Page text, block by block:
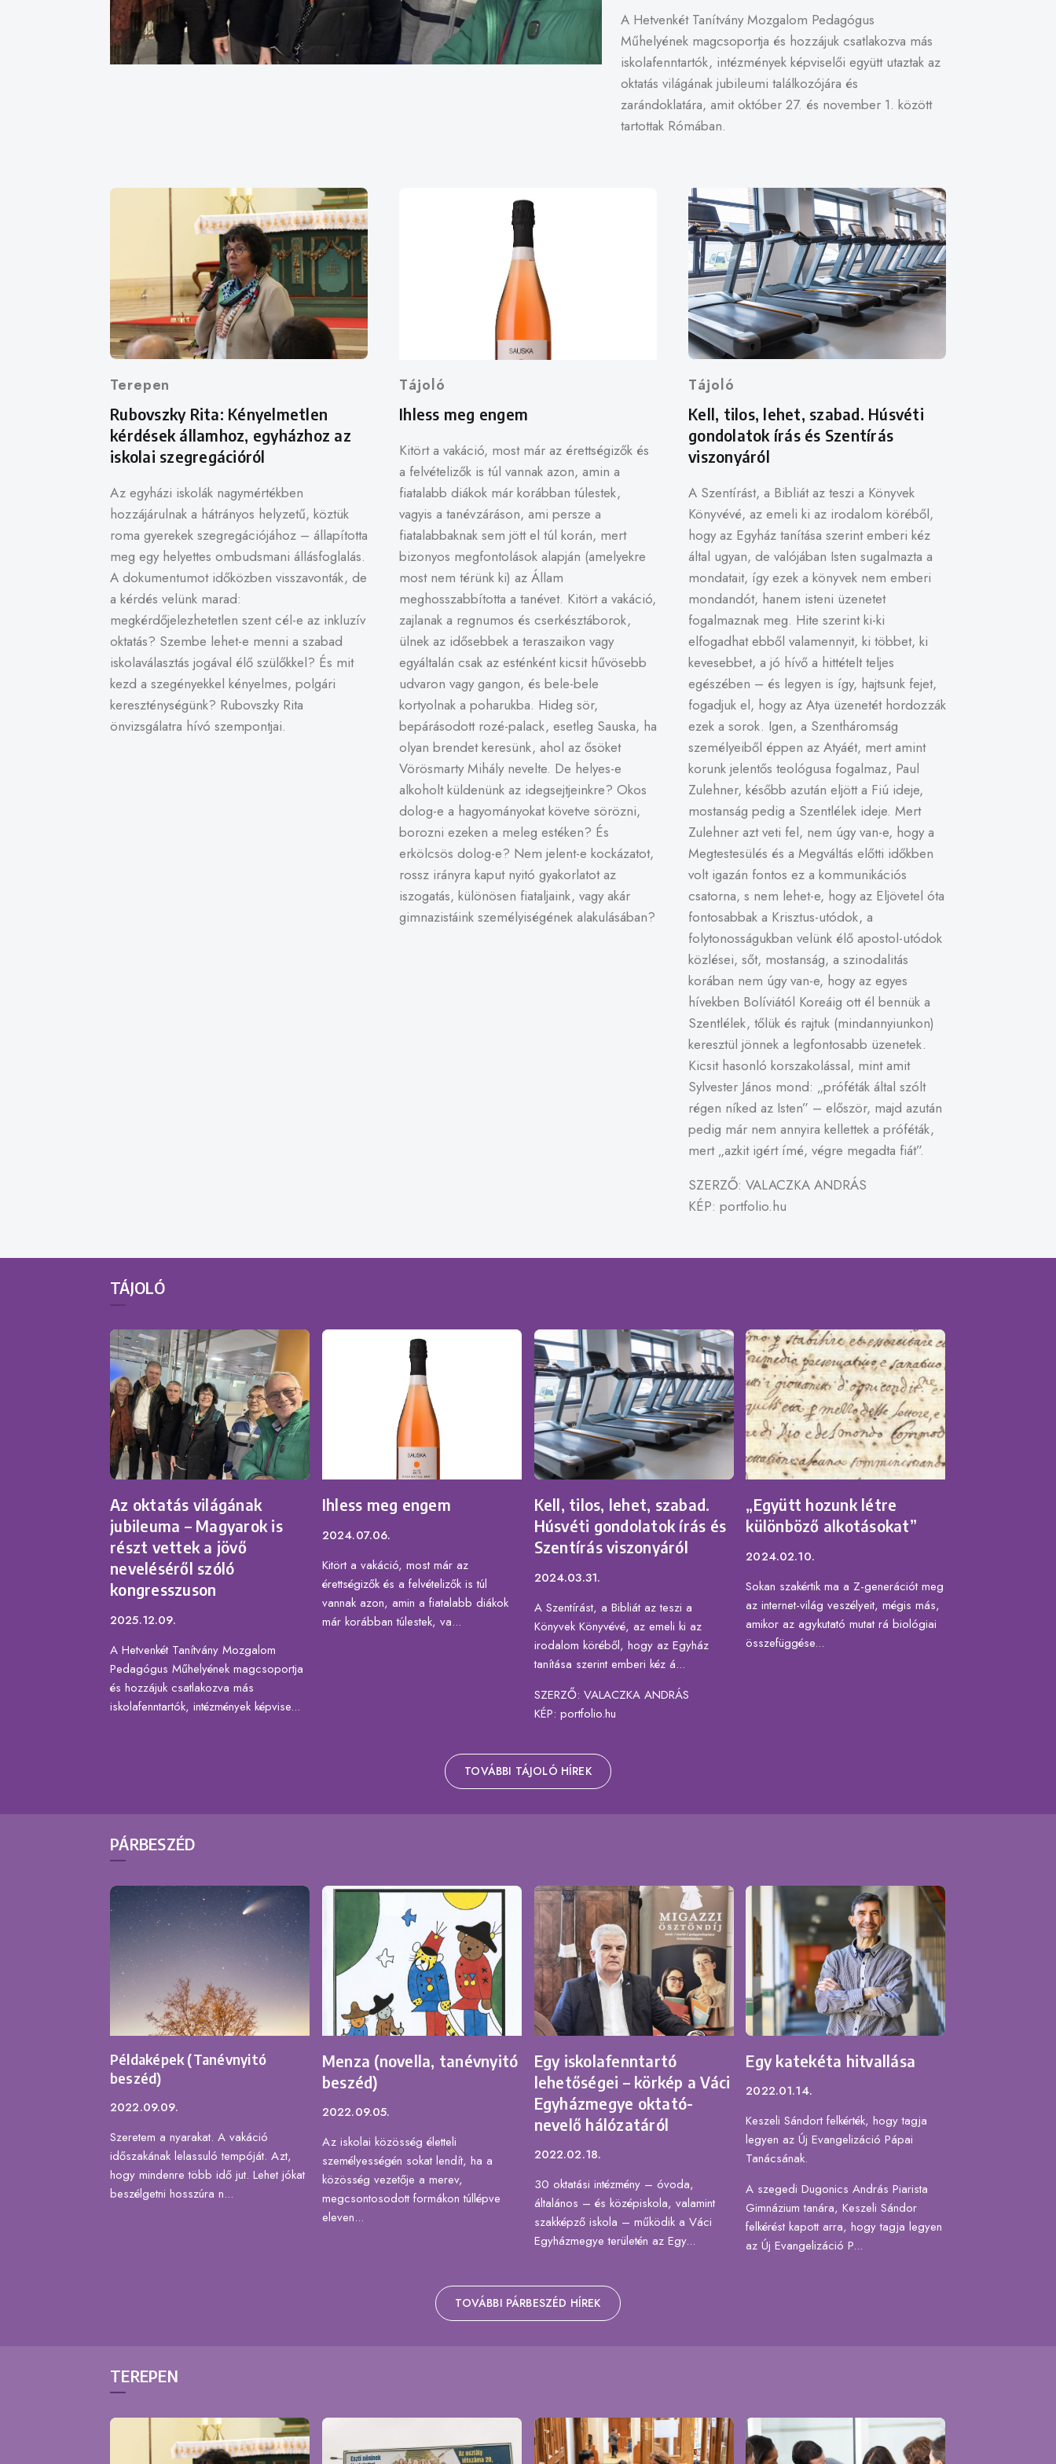
A Hetvenkét Tanítvány Mozgalom Pedagógus
Műhelyének magcsoportja és hozzájuk csatlakozva más
iskolafenntartók, intézmények képviselői együtt utaztak az
oktatás világának jubileumi találkozójára és
zarándoklatára, amit október 27. és november 1. között
tartottak Rómában.
terepen
Rubovszky Rita: Kényelmetlen
kérdések államhoz, egyházhoz az
iskolai szegregációról
Az egyházi iskolák nagymértékben
hozzájárulnak a hátrányos helyzetű, köztük
roma gyerekek szegregációjához – állapította
meg egy helyettes ombudsmani állásfoglalás.
A dokumentumot időközben visszavonták, de
a kérdés velünk marad:
megkérdőjelezhetetlen szent cél-e az inkluzív
oktatás? Szembe lehet-e menni a szabad
iskolaválasztás jogával élő szülőkkel? És mit
kezd a szegényekkel kényelmes, polgári
kereszténységünk? Rubovszky Rita
önvizsgálatra hívó szempontjai.
tájoló
Ihless meg engem
Kitört a vakáció, most már az érettségizők és
a felvételizők is túl vannak azon, amin a
fiatalabb diákok már korábban túlestek,
vagyis a tanévzáráson, ami persze a
fiatalabbaknak sem jött el túl korán, mert
bizonyos megfontolások alapján (amelyekre
most nem térünk ki) az Állam
meghosszabbította a tanévet. Kitört a vakáció,
zajlanak a regnumos és cserkésztáborok,
ülnek az idősebbek a teraszaikon vagy
egyáltalán csak az esténként kicsit hűvösebb
udvaron vagy gangon, és bele-bele
kortyolnak a poharukba. Hideg sör,
bepárásodott rozé-palack, esetleg Sauska, ha
olyan brendet keresünk, ahol az ősöket
Vörösmarty Mihály nevelte. De helyes-e
alkoholt küldenünk az idegsejtjeinkre? Okos
dolog-e a hagyományokat követve sörözni,
borozni ezeken a meleg estéken? És
erkölcsös dolog-e? Nem jelent-e kockázatot,
rossz irányra kaput nyitó gyakorlatot az
iszogatás, különösen fiataljaink, vagy akár
gimnazistáink személyiségének alakulásában?
tájoló
Kell, tilos, lehet, szabad. Húsvéti
gondolatok írás és Szentírás
viszonyáról
A Szentírást, a Bibliát az teszi a Könyvek
Könyvévé, az emeli ki az irodalom köréből,
hogy az Egyház tanítása szerint emberi kéz
által ugyan, de valójában Isten sugalmazta a
mondatait, így ezek a könyvek nem emberi
mondandót, hanem isteni üzenetet
fogalmaznak meg. Hite szerint ki-ki
elfogadhat ebből valamennyit, ki többet, ki
kevesebbet, a jó hívő a hittételt teljes
egészében – és legyen is így, hajtsunk fejet,
fogadjuk el, hogy az Atya üzenetét hordozzák
ezek a sorok. Igen, a Szentháromság
személyeiből éppen az Atyáét, mert amint
korunk jelentős teológusa fogalmaz, Paul
Zulehner, később azután eljött a Fiú ideje,
mostanság pedig a Szentlélek ideje. Mert
Zulehner azt veti fel, nem úgy van-e, hogy a
Megtestesülés és a Megváltás előtti időkben
volt igazán fontos ez a kommunikációs
csatorna, s nem lehet-e, hogy az Eljövetel óta
fontosabbak a Krisztus-utódok, a
folytonosságukban velünk élő apostol-utódok
közlései, sőt, mostanság, a szinodalitás
korában nem úgy van-e, hogy az egyes
hívekben Bolíviától Koreáig ott él bennük a
Szentlélek, tőlük és rajtuk (mindannyiunkon)
keresztül jönnek a legfontosabb üzenetek.
Kicsit hasonló korszakolással, mint amit
Sylvester János mond: „próféták által szólt
régen níked az Isten” – először, majd azután
pedig már nem annyira kellettek a próféták,
mert „azkit igért ímé, végre megadta fiát”.
SZERZŐ: VALACZKA ANDRÁS
KÉP: portfolio.hu
TÁJOLÓ
Az oktatás világának
jubileuma – Magyarok is
részt vettek a jövő
neveléséről szóló
kongresszuson
2025.12.09.
A Hetvenkét Tanítvány Mozgalom
Pedagógus Műhelyének magcsoportja
és hozzájuk csatlakozva más
iskolafenntartók, intézmények képvise...
Ihless meg engem
2024.07.06.
Kitört a vakáció, most már az
érettségizők és a felvételizők is túl
vannak azon, amin a fiatalabb diákok
már korábban túlestek, va...
Kell, tilos, lehet, szabad.
Húsvéti gondolatok írás és
Szentírás viszonyáról
2024.03.31.
A Szentírást, a Bibliát az teszi a
Könyvek Könyvévé, az emeli ki az
irodalom köréből, hogy az Egyház
tanítása szerint emberi kéz á...
SZERZŐ: VALACZKA ANDRÁS
KÉP: portfolio.hu
„Együtt hozunk létre
különböző alkotásokat”
2024.02.10.
Sokan szakértik ma a Z-generációt meg
az internet-világ veszélyeit, mégis más,
amikor az agykutató mutat rá biológiai
összefüggése...
TOVÁBBI TÁJOLÓ HÍREK
PÁRBESZÉD
Példaképek (Tanévnyitó
beszéd)
2022.09.09.
Szeretem a nyarakat. A vakáció
időszakának lelassuló tempóját. Azt,
hogy mindenre több idő jut. Lehet jókat
beszélgetni hosszúra n...
Menza (novella, tanévnyitó
beszéd)
2022.09.05.
Az iskolai közösség életteli
személyességén sokat lendít, ha a
közösség vezetője a merev,
megcsontosodott formákon túllépve
eleven...
Egy iskolafenntartó
lehetőségei – körkép a Váci
Egyházmegye oktató-
nevelő hálózatáról
2022.02.18.
30 oktatási intézmény – óvoda,
általános – és középiskola, valamint
szakképző iskola – működik a Váci
Egyházmegye területén az Egy...
Egy katekéta hitvallása
2022.01.14.
Keszeli Sándort felkérték, hogy tagja
legyen az Új Evangelizáció Pápai
Tanácsának.
A szegedi Dugonics András Piarista
Gimnázium tanára, Keszeli Sándor
felkérést kapott arra, hogy tagja legyen
az Új Evangelizáció P...
TOVÁBBI PÁRBESZÉD HÍREK
TEREPEN